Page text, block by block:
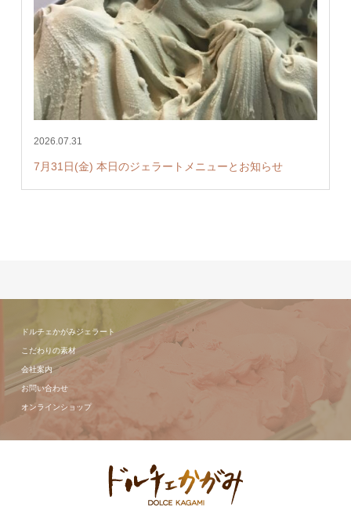
2026.07.31
7月31日(金) 本日のジェラートメニューとお知らせ
ドルチェかがみジェラート
こだわりの素材
会社案内
お問い合わせ
オンラインショップ